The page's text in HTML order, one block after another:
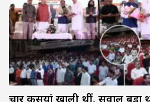
चार कुर्सियां खाली थीं, सवाल